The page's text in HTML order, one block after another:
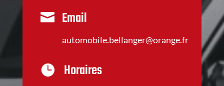
 Email
automobile.bellanger@orange.fr
 Horaires